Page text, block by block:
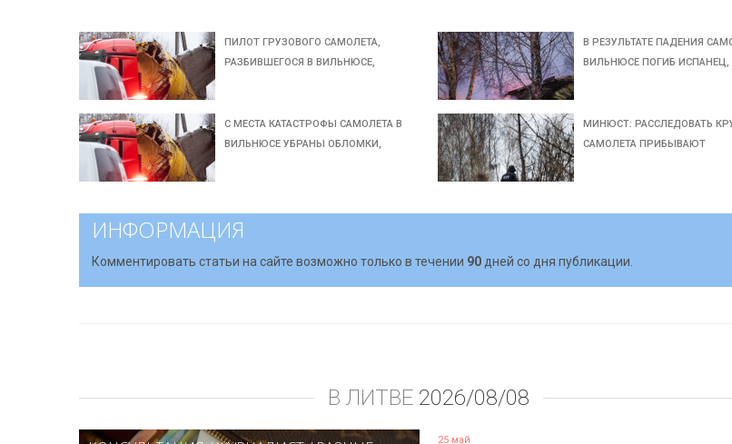
ПИЛОТ ГРУЗОВОГО САМОЛЕТА,
РАЗБИВШЕГОСЯ В ВИЛЬНЮСЕ,
В РЕЗУЛЬТАТЕ ПАДЕНИЯ
ВИЛЬНЮСЕ ПОГИБ ИСПАНЕЦ,
С МЕСТА КАТАСТРОФЫ САМОЛЕТА В
ВИЛЬНЮСЕ УБРАНЫ ОБЛОМКИ,
МИНЮСТ: РАССЛЕДОВАТЬ
САМОЛЕТА ПРИБЫВАЮТ
ИНФОРМАЦИЯ
Комментировать статьи на сайте возможно только в течении 90 дней со дня публикации.
В ЛИТВЕ 2026/08/08
25 май